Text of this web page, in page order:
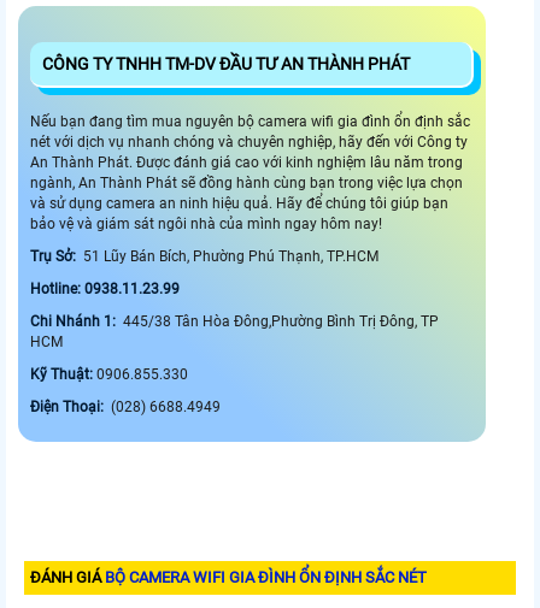
CÔNG TY TNHH TM-DV ĐẦU TƯ AN THÀNH PHÁT
Nếu bạn đang tìm mua nguyên bộ camera wifi gia đình ổn định sắc
nét với dịch vụ nhanh chóng và chuyên nghiệp, hãy đến với Công ty
An Thành Phát. Được đánh giá cao với kinh nghiệm lâu năm trong
ngành, An Thành Phát sẽ đồng hành cùng bạn trong việc lựa chọn
và sử dụng camera an ninh hiệu quả. Hãy để chúng tôi giúp bạn
bảo vệ và giám sát ngôi nhà của mình ngay hôm nay!
Trụ Sở: 51 Lũy Bán Bích, Phường Phú Thạnh, TP.HCM
Hotline: 0938.11.23.99
Chi Nhánh 1: 445/38 Tân Hòa Đông,Phường Bình Trị Đông, TP
HCM
Kỹ Thuật: 0906.855.330
Điện Thoại: (028) 6688.4949
ĐÁNH GIÁ BỘ CAMERA WIFI GIA ĐÌNH ỔN ĐỊNH SẮC NÉT